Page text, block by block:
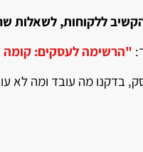
ללקוחות, לשאלות
"הרשימה לעסקים: קומה
בדקנו מה עובד ומה לא